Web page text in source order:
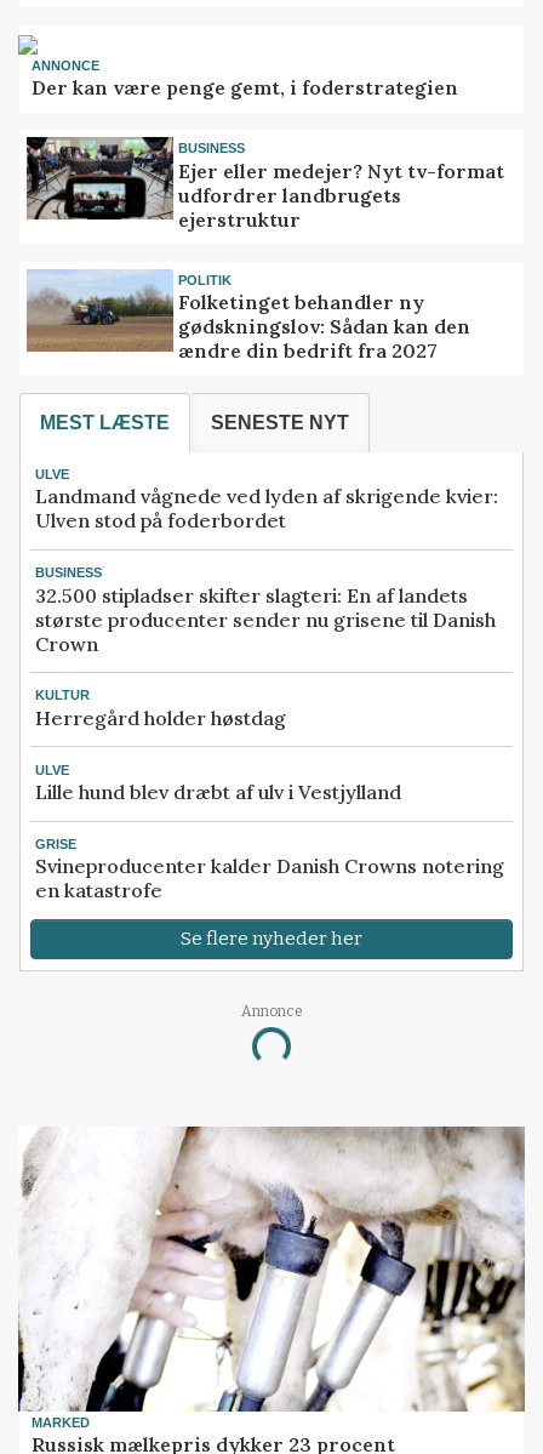
ANNONCE
Der kan være penge gemt, i foderstrategien
BUSINESS
Ejer eller medejer? Nyt tv-format
udfordrer landbrugets
ejerstruktur
POLITIK
Folketinget behandler ny
gødskningslov: Sådan kan den
ændre din bedrift fra 2027
MEST LÆSTE SENESTE NYT
ULVE
Landmand vågnede ved lyden af skrigende kvier:
Ulven stod på foderbordet
BUSINESS
32.500 stipladser skifter slagteri: En af landets
største producenter sender nu grisene til Danish
Crown
KULTUR
Herregård holder høstdag
ULVE
Lille hund blev dræbt af ulv i Vestjylland
GRISE
Svineproducenter kalder Danish Crowns notering
en katastrofe
Se flere nyheder her
Annonce
Loading...
MARKED
Russisk mælkepris dykker 23 procent